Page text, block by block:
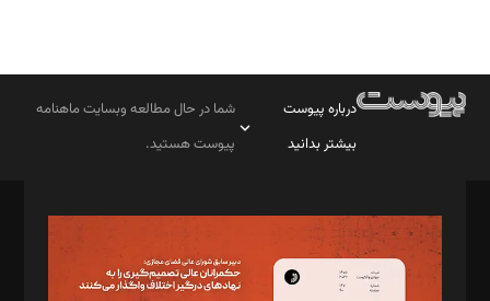
درباره پیوست
بیشتر بدانید
شما در حال مطالعه وبسایت ماهنامه
پیوست هستید.
مدیر مسئول: محمدباقر اثنی‌عشری
سردبیر: مهرک محمودی
دبیر تحریریه: میثم قاسمی